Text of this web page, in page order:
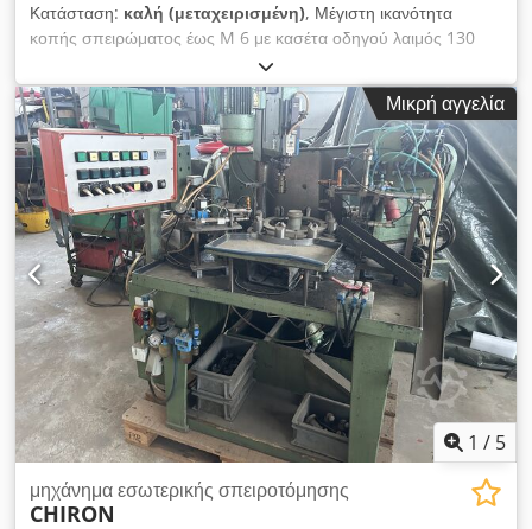
Κατάσταση: καλή (μεταχειρισμένη), Μέγιστη ικανότητα
κοπής σπειρώματος έως M 6 με κασέτα οδηγού λαιμός 130
mm Ισχύς κίνησης 0,55 kW Διαστάσεις Μ x Π x Υ περίπου 350
x 650 x 750 mm Βάρος περίπου 90 kg Αξεσουάρ / ειδικά
χαρακτηριστικά: - Φύσιγγες οδηγών με σπείρωμα: Chsdpsnyh
Tnefx Aklja 1 x βήμα 0,5 mm 1 x βήμα 0,6 mm 1 x βήμα 0,7
mm 2 x βήμα 0,8 mm 1 x βήμα 1,0 mm - Διάφοροι
ρυθμιζόμενοι κύκλοι εργασίας όπως: Αυτόματη, ποδοκίνητη
λειτουργία Εργαλειομηχανές Siegfried Volz Rüschebrinkstr.
151-153 DE - 44143 Dortmund - Wambel
Μικρή αγγελία
1 / 5
μηχάνημα εσωτερικής σπειροτόμησης
CHIRON